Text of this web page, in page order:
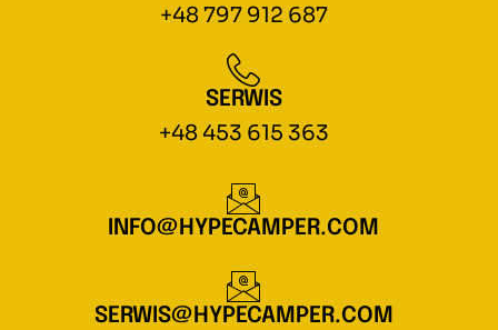
+48 797 912 687
SERWIS
+48 453 615 363
INFO@HYPECAMPER.COM
SERWIS@HYPECAMPER.COM